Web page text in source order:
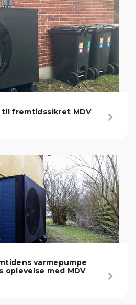
fremtidssikret MDV
varmepumpe
oplevelse med MDV